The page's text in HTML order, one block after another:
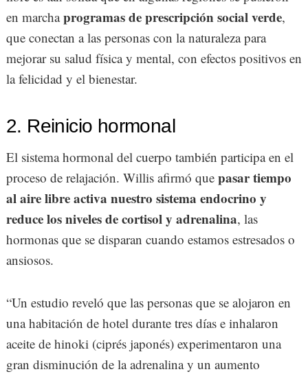
en marchaprogramas de prescripción social verde,
que conectan a las personas con la naturaleza para
mejorar su salud física y mental, con efectos positivos en
la felicidad y el bienestar.
2. Reinicio hormonal
El sistema hormonal del cuerpo también participa en el
proceso de relajación. Willis afirmó que pasar tiempo
al aire libre activa nuestro sistema endocrino y
reduce los niveles de cortisol y adrenalina, las
hormonas que se disparan cuando estamos estresados o
ansiosos.
“Un estudio reveló que las personas que se alojaron en
una habitación de hotel durante tres días e inhalaron
aceite de hinoki (ciprés japonés) experimentaron una
gran disminución de la adrenalina y un aumento